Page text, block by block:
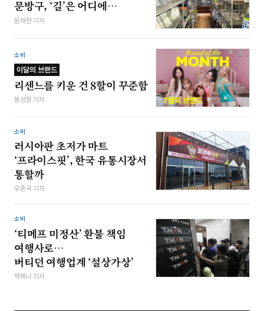
문방구, ‘길’은 어디에…
윤채현 기자
소비
이달의 브랜드
리센느를 키운 건 8할이 꾸준함
봉성창 기자
소비
러시아판 초저가 마트
‘프라이스핏’, 한국 유통시장서
통할까
우종국 기자
소비
‘티메프 미정산’ 환불 책임
여행사로…
버티던 여행업계 ‘설상가상’
박해나 기자